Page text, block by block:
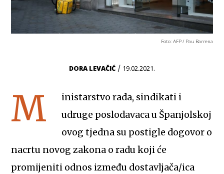
Foto: AFP / Pau Barrena
DORA LEVAČIĆ / 19.02.2021.
M
inistarstvo rada, sindikati i
udruge poslodavaca u Španjolskoj
ovog tjedna su postigle dogovor o
nacrtu novog zakona o radu koji će
promijeniti odnos između dostavljača/ica